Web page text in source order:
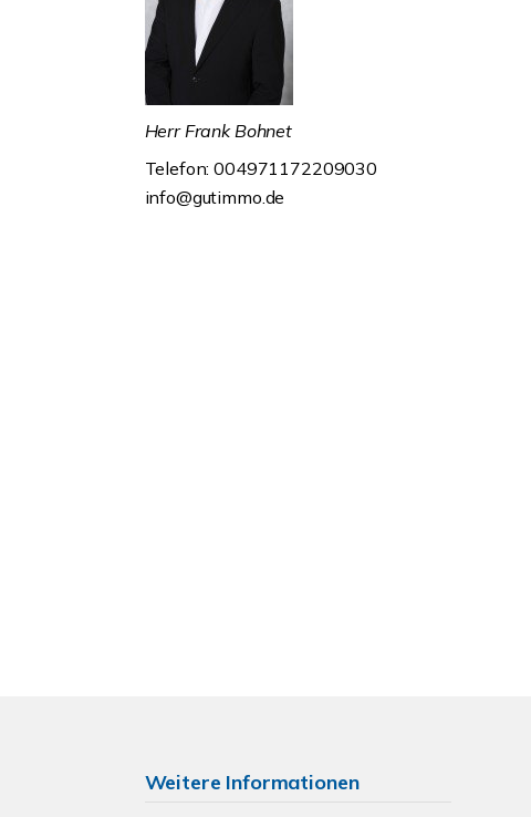
Herr Frank Bohnet
Telefon: 004971172209030
info@gutimmo.de
Weitere Informationen